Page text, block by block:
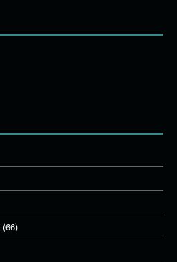
(66)